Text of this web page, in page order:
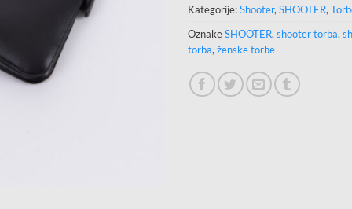
Kategorije:Shooter, SHOOTER,
OznakeSHOOTER, shooter torba,
torba, ženske torbe